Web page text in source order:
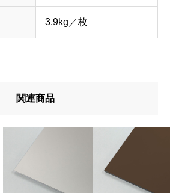
3.9kg／枚
関連商品